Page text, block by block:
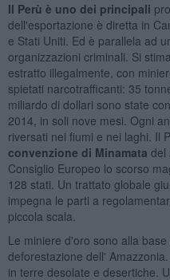
Il Perù è uno dei principali
dell'esportazione è diretta in
e Stati Uniti. Ed è parallela ad
organizzazioni criminali. Si
estratto illegalmente, con
spietati narcotrafficanti: 35
miliardo di dollari sono state
2014, in soli nove mesi. Ogni
riversati nei fiumi e nei laghi. Il
convenzione di Minamata del
Consiglio Europeo lo scorso
128 stati. Un trattato globale
impegna le parti a
piccola scala.
Le miniere d'oro sono alla
deforestazione dell'
in terre desolate e desertiche.